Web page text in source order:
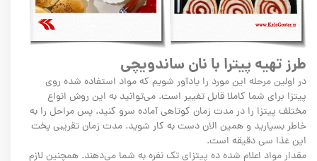
طرز تهیه پیترا با نان ساندویچی
در اولین مرحله این مورد را یادآور شویم که مواد استفاده شده روی
پیتزا برای شما کاملا قابل تغییر است. می‌توانید به این روش انواع
مختلف پیتزا را در مدت زمان کوتاهی آماده سرو کنید. پس مراحل را به
خاطر بسپارید و همین الان دست به کار شوید. مدت زمان تقریبی پخت
این غذا سی دقیقه است.
مقدار مواد اعلام شده ده پیتزای تک نفره به شما می‌دهند. همچنین لازم